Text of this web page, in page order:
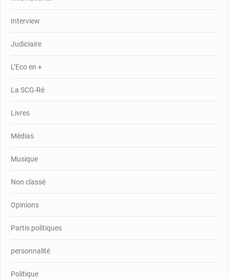
Interview
Judiciaire
L’Eco en +
La SCG-Ré
Livres
Médias
Musique
Non classé
Opinions
Partis politiques
personnalité
Politique